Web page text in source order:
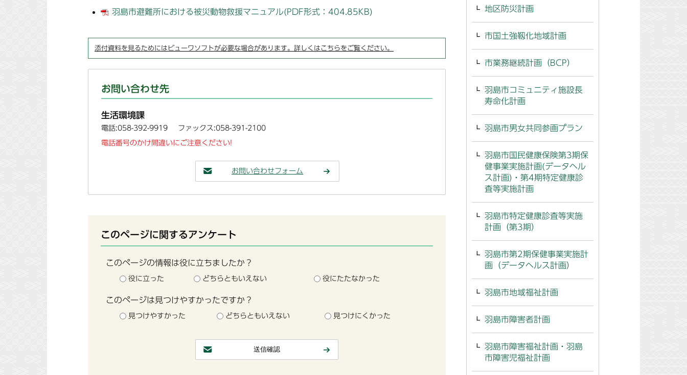
羽島市避難所における被災動物救援マニュアル(PDF形式：404.85KB)
添付資料を見るためにはビューワソフトが必要な場合があります。詳しくはこちらをご覧ください。
お問い合わせ先
生活環境課
電話:058-392-9919 ファックス:058-391-2100
電話番号のかけ間違いにご注意ください!
お問い合わせフォーム
このページに関するアンケート
このページの情報は役に立ちましたか？
役に立った どちらともいえない 役にたたなかった
このページは見つけやすかったですか？
見つけやすかった どちらともいえない 見つけにくかった
地区防災計画
市国土強靱化地域計画
市業務継続計画（BCP）
羽島市コミュニティ施設長
寿命化計画
羽島市男女共同参画プラン
羽島市国民健康保険第3期保
健事業実施計画(データヘル
ス計画)・第4期特定健康診
査等実施計画
羽島市特定健康診査等実施
計画（第3期）
羽島市第2期保健事業実施計
画（データヘルス計画）
羽島市地域福祉計画
羽島市障害者計画
羽島市障害福祉計画・羽島
市障害児福祉計画